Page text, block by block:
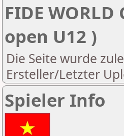
FIDE WORLD
open U12 )
Die Seite wurde
Ersteller/Letzter
Spieler Info